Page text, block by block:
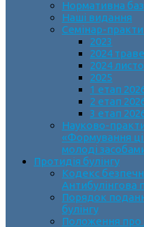
Нормативна
Наші видання
Семінар-
2023
2024
2024
2025
1 етап
2 етап
3 етап
Науково-
«Формування
молоді
Протидія булінгу
Кодекс
Антибулінгова
Порядок
булінгу
Положення про